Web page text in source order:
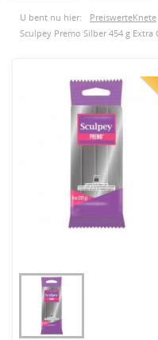
U bent nu hier: PreiswerteKnete
Sculpey Premo Silber 454 g